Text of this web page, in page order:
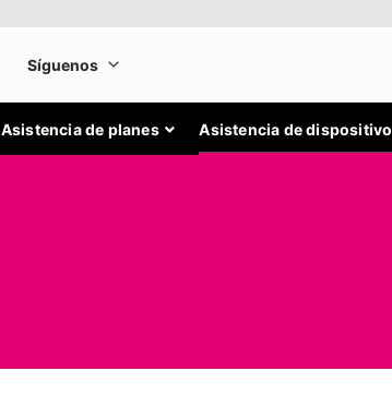
Asistencia de planes Asistencia de dispositivo